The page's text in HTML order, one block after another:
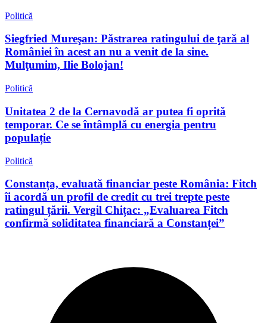
Politică
Siegfried Mureşan: Păstrarea ratingului de ţară al
României în acest an nu a venit de la sine.
Mulţumim, Ilie Bolojan!
Politică
Unitatea 2 de la Cernavodă ar putea fi oprită
temporar. Ce se întâmplă cu energia pentru
populație
Politică
Constanța, evaluată financiar peste România: Fitch
îi acordă un profil de credit cu trei trepte peste
ratingul țării. Vergil Chițac: „Evaluarea Fitch
confirmă soliditatea financiară a Constanței”